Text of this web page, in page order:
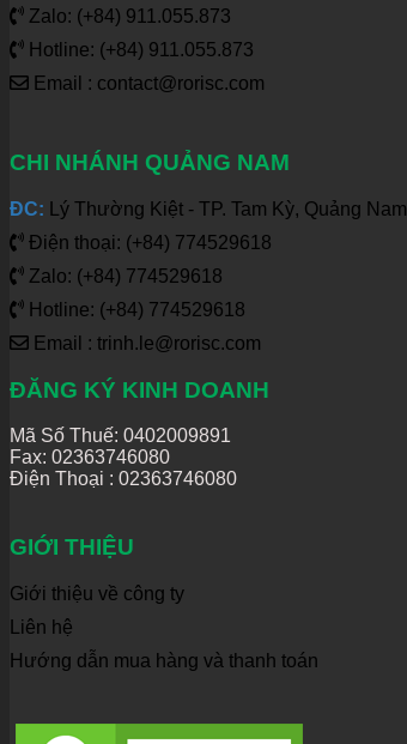
Zalo: (+84) 911.055.873
Hotline: (+84) 911.055.873
Email : contact@rorisc.com
CHI NHÁNH QUẢNG NAM
ĐC: Lý Thường Kiệt - TP. Tam Kỳ, Quảng Nam
Điện thoại: (+84) 774529618
Zalo: (+84) 774529618
Hotline: (+84) 774529618
Email : trinh.le@rorisc.com
ĐĂNG KÝ KINH DOANH
Mã Số Thuế: 0402009891
Fax: 02363746080
Điện Thoại : 02363746080
GIỚI THIỆU
Giới thiệu về công ty
Liên hệ
Hướng dẫn mua hàng và thanh toán